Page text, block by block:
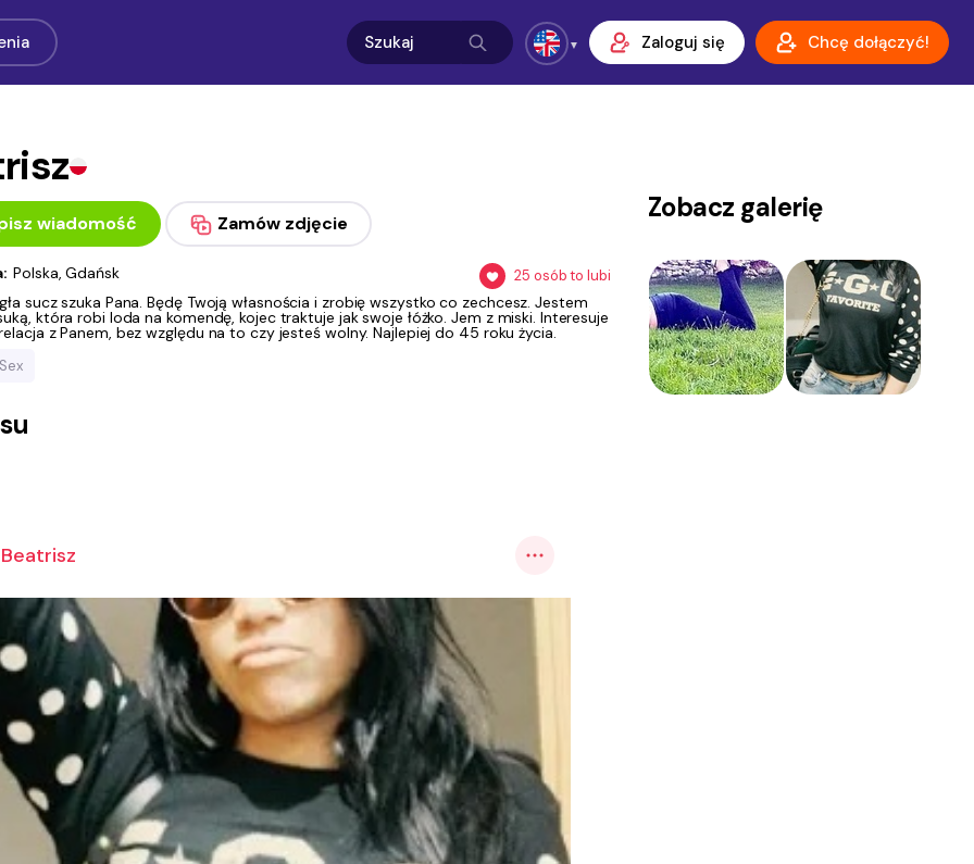
Zaloguj się Chcę dołączyć!
wiadomość Zamów zdjęcie
Polska, Gdańsk 25 osób to lubi
sucz szuka Pana. Będę Twoją własnościa i zrobię wszystko co zechcesz. Jestem
która robi loda na komendę, kojec traktuje jak swoje łóżko. Jem z miski. Interesuje
z Panem, bez względu na to czy jesteś wolny. Najlepiej do 45 roku życia.
Sex
Beatrisz
Zobacz galerię